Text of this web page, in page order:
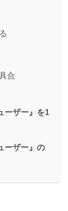
合
ーザー』を1
ーザー』の